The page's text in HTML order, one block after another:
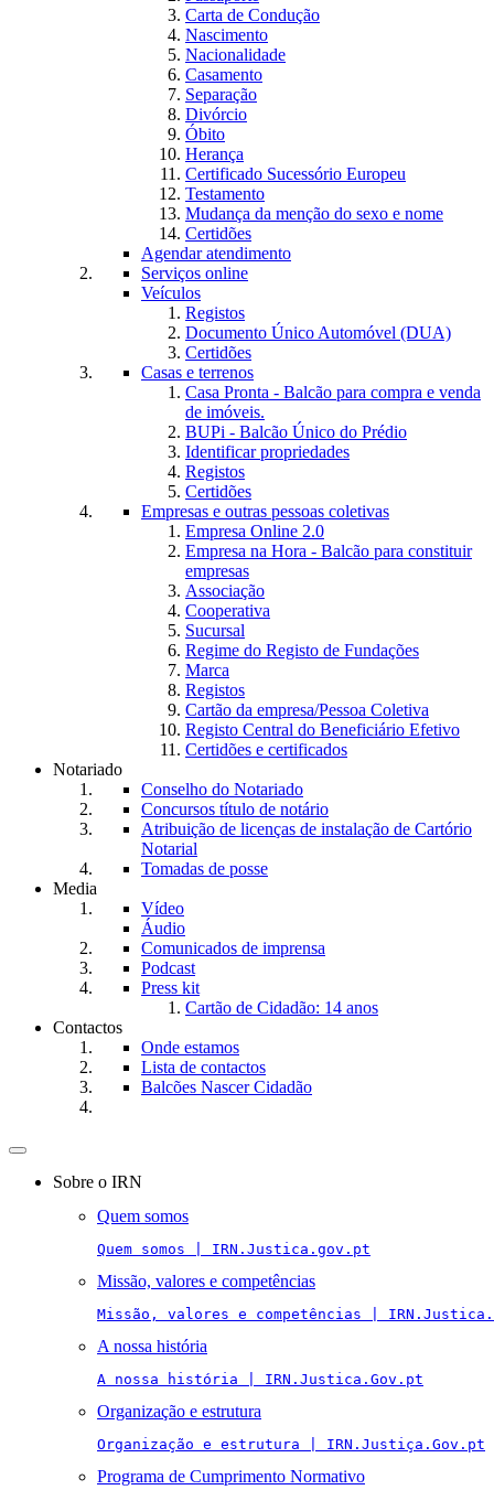
Carta de Condução
Nascimento
Nacionalidade
Casamento
Separação
Divórcio
Óbito
Herança
Certificado Sucessório Europeu
Testamento
Mudança da menção do sexo e nome
Certidões
Agendar atendimento
Serviços online
Veículos
Registos
Documento Único Automóvel (DUA)
Certidões
Casas e terrenos
Casa Pronta - Balcão para compra e venda
de imóveis.
BUPi - Balcão Único do Prédio
Identificar propriedades
Registos
Certidões
Empresas e outras pessoas coletivas
Empresa Online 2.0
Empresa na Hora - Balcão para constituir
empresas
Associação
Cooperativa
Sucursal
Regime do Registo de Fundações
Marca
Registos
Cartão da empresa/Pessoa Coletiva
Registo Central do Beneficiário Efetivo
Certidões e certificados
Notariado
Conselho do Notariado
Concursos título de notário
Atribuição de licenças de instalação de Cartório
Notarial
Tomadas de posse
Media
Vídeo
Áudio
Comunicados de imprensa
Podcast
Press kit
Cartão de Cidadão: 14 anos
Contactos
Onde estamos
Lista de contactos
Balcões Nascer Cidadão
Toggle
navigationSobre o IRN
Quem somos
Quem somos | IRN.Justica.gov.pt
Missão, valores e competências
Missão, valores e competências |
A nossa história
A nossa história | IRN.Justica.Gov.pt
Organização e estrutura
Organização e estrutura | IRN.Justiça.Gov.pt
Programa de Cumprimento Normativo